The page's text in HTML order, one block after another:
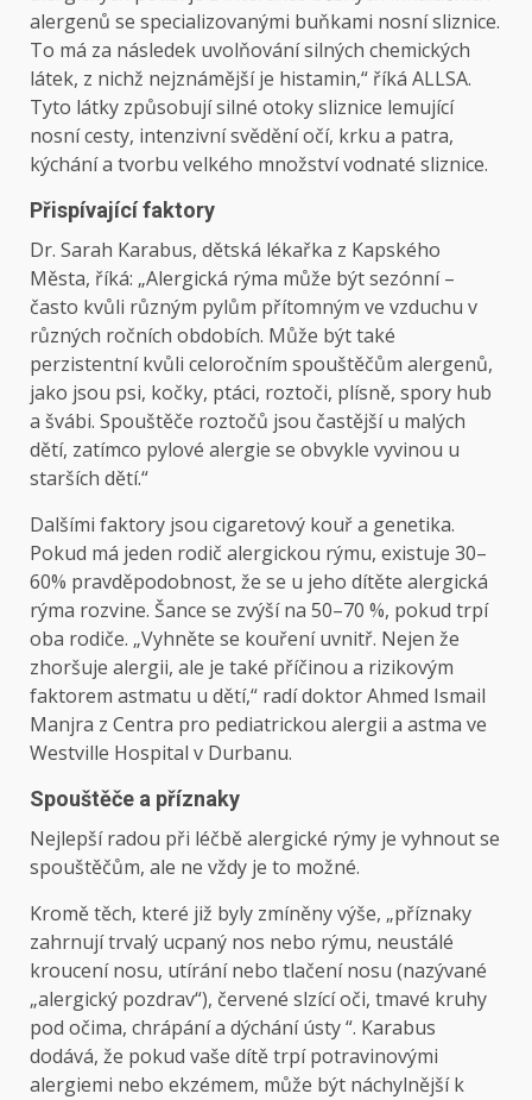
alergenů se specializovanými buňkami nosní sliznice.
To má za následek uvolňování silných chemických
látek, z nichž nejznámější je histamin,“ říká ALLSA.
Tyto látky způsobují silné otoky sliznice lemující
nosní cesty, intenzivní svědění očí, krku a patra,
kýchání a tvorbu velkého množství vodnaté sliznice.
Přispívající faktory
Dr. Sarah Karabus, dětská lékařka z Kapského
Města, říká: „Alergická rýma může být sezónní –
často kvůli různým pylům přítomným ve vzduchu v
různých ročních obdobích. Může být také
perzistentní kvůli celoročním spouštěčům alergenů,
jako jsou psi, kočky, ptáci, roztoči, plísně, spory hub
a švábi. Spouštěče roztočů jsou častější u malých
dětí, zatímco pylové alergie se obvykle vyvinou u
starších dětí.“
Dalšími faktory jsou cigaretový kouř a genetika.
Pokud má jeden rodič alergickou rýmu, existuje 30–
60% pravděpodobnost, že se u jeho dítěte alergická
rýma rozvine. Šance se zvýší na 50–70 %, pokud trpí
oba rodiče. „Vyhněte se kouření uvnitř. Nejen že
zhoršuje alergii, ale je také příčinou a rizikovým
faktorem astmatu u dětí,“ radí doktor Ahmed Ismail
Manjra z Centra pro pediatrickou alergii a astma ve
Westville Hospital v Durbanu.
Spouštěče a příznaky
Nejlepší radou při léčbě alergické rýmy je vyhnout se
spouštěčům, ale ne vždy je to možné.
Kromě těch, které již byly zmíněny výše, „příznaky
zahrnují trvalý ucpaný nos nebo rýmu, neustálé
kroucení nosu, utírání nebo tlačení nosu (nazývané
„alergický pozdrav“), červené slzící oči, tmavé kruhy
pod očima, chrápání a dýchání ústy “. Karabus
dodává, že pokud vaše dítě trpí potravinovými
alergiemi nebo ekzémem, může být náchylnější k